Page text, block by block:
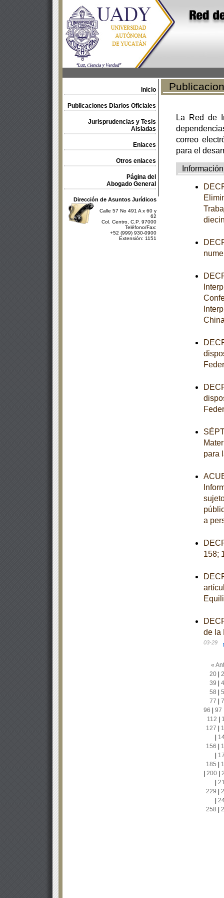
Inicio
Publicaciones Diarios Oficiales
Jurisprudencias y Tesis
Aisladas
Enlaces
Otros enlaces
Página del
Abogado General
Dirección de Asuntos Jurídicos
Calle 57 No 491 A x 60 y
62
Col. Centro, C.P. 97000
Teléfono/Fax:
+52 (999) 930-0900
Extensión: 1151
La Red de
correo
para el
Información
para
a
158;
de la
03-29
«
20|
39
58
77
96
97
112
127
156
185
200|
229
258